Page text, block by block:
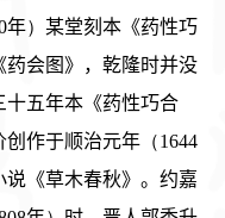
年） 某堂刻本《药性巧
药会图》，乾隆时并没
五年本《药性巧合
创作于顺治元年（1644
说《草木春秋》。约嘉